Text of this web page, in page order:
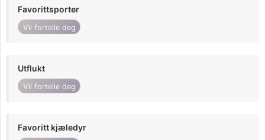
Favorittsporter
Vil fortelle deg
Utflukt
Vil fortelle deg
Favoritt kjæledyr